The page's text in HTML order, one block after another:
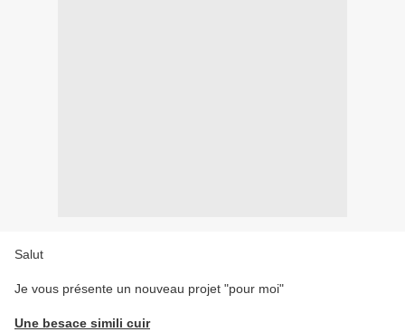
Salut
Je vous présente un nouveau projet "pour moi"
Une besace simili cuir